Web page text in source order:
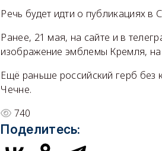
Речь будет идти о публикациях в
Ранее, 21 мая, на сайте и в
изображение эмблемы Кремля,
Ещё раньше российский герб без
Чечне.
740
Поделитесь: